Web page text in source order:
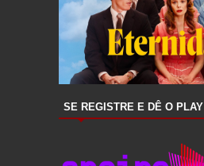
SE REGISTRE E DÊ O PLAY